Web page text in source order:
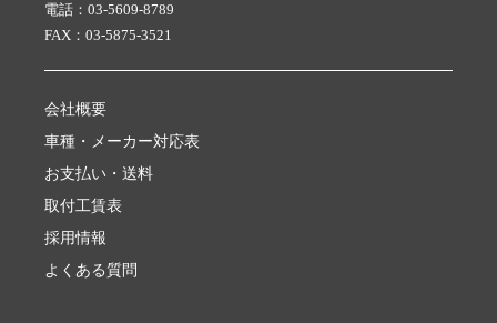
電話：03-5609-8789
FAX：03-5875-3521
会社概要
車種・メーカー対応表
お支払い・送料
取付工賃表
採用情報
よくある質問